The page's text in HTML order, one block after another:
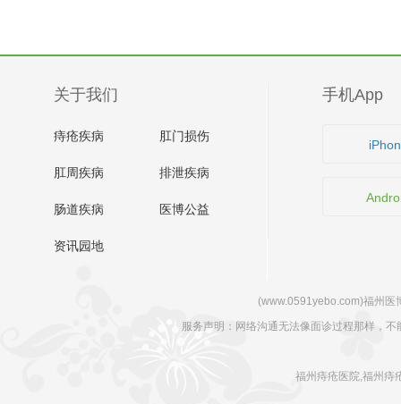
关于我们
痔疮疾病 肛门损伤
肛周疾病 排泄疾病
肠道疾病 医博公益
资讯园地
手机App
(www.0591yebo.com)福州
服务声明：网络沟通无法像面诊过程那样，
福州痔疮医院,福州痔